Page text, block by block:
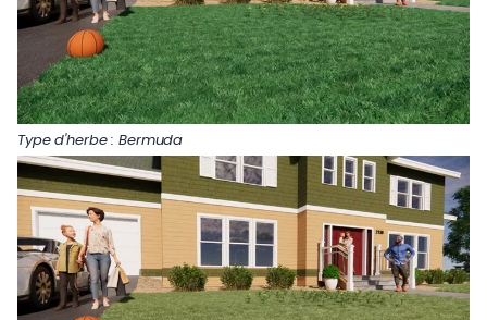
Type d'herbe : Bermuda